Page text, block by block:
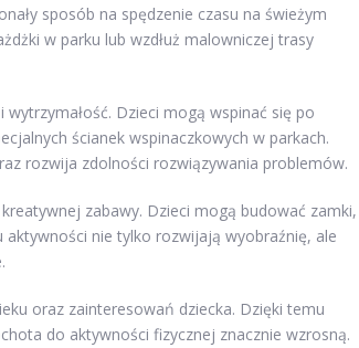
sposób na spędzenie czasu na świeżym
w parku lub wzdłuż malowniczej trasy
Dzieci mogą wspinać się po
ścianek wspinaczkowych w parkach.
rozwija zdolności rozwiązywania problemów.
zabawy. Dzieci mogą budować zamki,
nie tylko rozwijają wyobraźnię, ale
oraz zainteresowań dziecka. Dzięki temu
do aktywności fizycznej znacznie wzrosną.